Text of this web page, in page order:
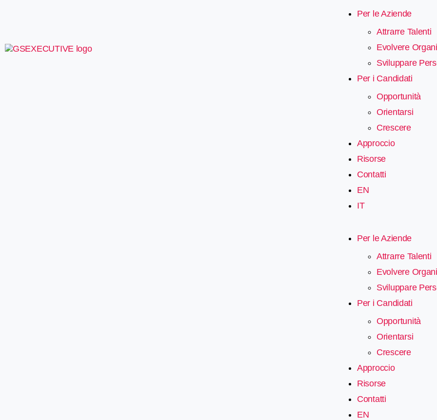
Per le Aziende
Attrarre Talenti
Evolvere
Sviluppare
Per i Candidati
Opportunità
Orientarsi
Crescere
Approccio
Risorse
Contatti
EN
IT
Per le Aziende
Attrarre Talenti
Evolvere
Sviluppare
Per i Candidati
Opportunità
Orientarsi
Crescere
Approccio
Risorse
Contatti
EN